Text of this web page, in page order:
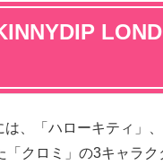
、「ハローキティ」
「クロミ」の3キャラ